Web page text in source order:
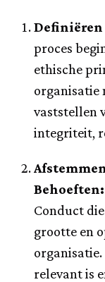
Definiëren
proces
ethische
organisatie
vaststellen
integriteit,
Behoeften:
Conduct
grootte en
relevant is